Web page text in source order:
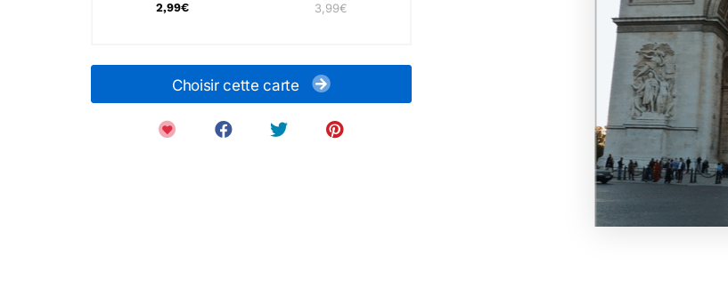
2,99€ 3,99€
Choisir cette carte